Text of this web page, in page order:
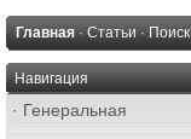
Главная · Статьи · Поиск
Навигация
· Генеральная